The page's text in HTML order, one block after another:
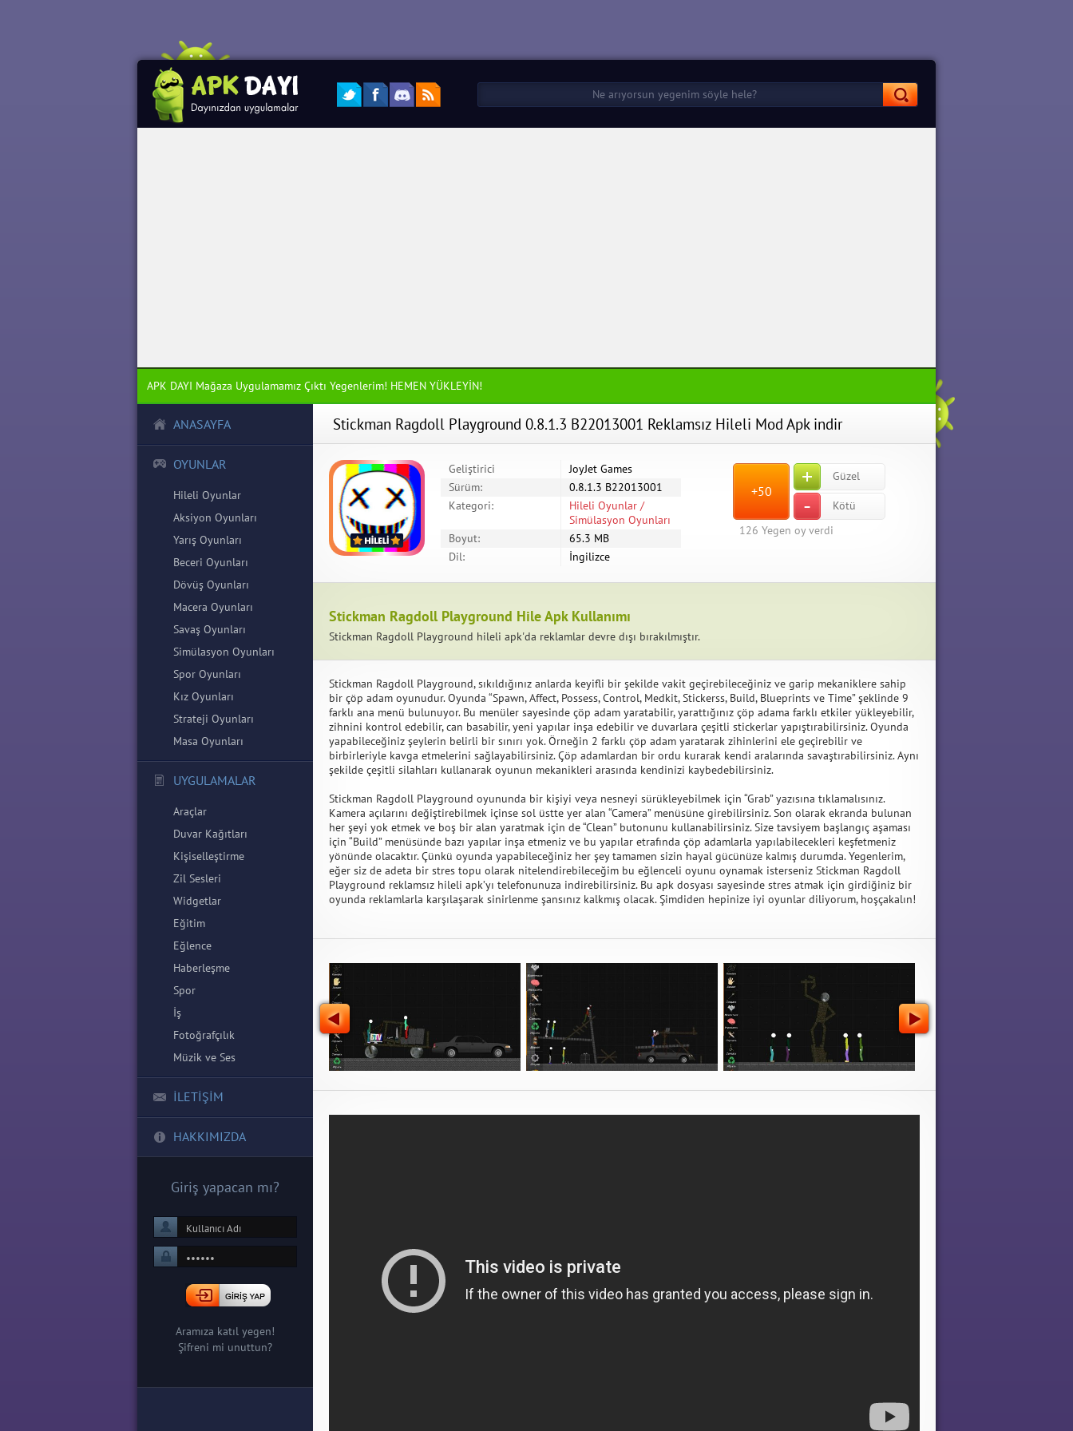
APK DAYI Mağaza Uygulamamız Çıktı Yegenlerim! HEMEN YÜKLEYİN!
ANASAYFA
OYUNLAR
Hileli Oyunlar
Aksiyon Oyunları
Yarış Oyunları
Beceri Oyunları
Dövüş Oyunları
Macera Oyunları
Savaş Oyunları
Simülasyon Oyunları
Spor Oyunları
Kız Oyunları
Strateji Oyunları
Masa Oyunları
UYGULAMALAR
Araçlar
Duvar Kağıtları
Kişiselleştirme
Zil Sesleri
Widgetlar
Eğitim
Eğlence
Haberleşme
Spor
İş
Fotoğrafçılık
Müzik ve Ses
İLETİŞİM
HAKKIMIZDA
Giriş yapacan mı?
Aramıza katıl yegen!
Şifreni mi unuttun?
Stickman Ragdoll Playground 0.8.1.3 B22013001 Reklamsız Hileli Mod Apk indir
Geliştirici
JoyJet Games
Sürüm:
0.8.1.3 B22013001
Kategori:
Hileli Oyunlar /
Simülasyon Oyunları
Boyut:
65.3 MB
Dil:
İngilizce
+50
+ Güzel
-
Kötü
126 Yegen oy verdi
Stickman Ragdoll Playground Hile Apk Kullanımı
Stickman Ragdoll Playground hileli apk'da reklamlar devre dışı bırakılmıştır.
Stickman Ragdoll Playground, sıkıldığınız anlarda keyifli bir şekilde vakit geçirebileceğiniz ve garip mekaniklere sahip
bir çöp adam oyunudur. Oyunda “Spawn, Affect, Possess, Control, Medkit, Stickerss, Build, Blueprints ve Time” şeklinde 9
farklı ana menü bulunuyor. Bu menüler sayesinde çöp adam yaratabilir, yarattığınız çöp adama farklı etkiler yükleyebilir,
zihnini kontrol edebilir, can basabilir, yeni yapılar inşa edebilir ve duvarlara çeşitli stickerlar yapıştırabilirsiniz. Oyunda
yapabileceğiniz şeylerin belirli bir sınırı yok. Örneğin 2 farklı çöp adam yaratarak zihinlerini ele geçirebilir ve
birbirleriyle kavga etmelerini sağlayabilirsiniz. Çöp adamlardan bir ordu kurarak kendi aralarında savaştırabilirsiniz. Aynı
şekilde çeşitli silahları kullanarak oyunun mekanikleri arasında kendinizi kaybedebilirsiniz.
Stickman Ragdoll Playground oyununda bir kişiyi veya nesneyi sürükleyebilmek için “Grab” yazısına tıklamalısınız.
Kamera açılarını değiştirebilmek içinse sol üstte yer alan “Camera” menüsüne girebilirsiniz. Son olarak ekranda bulunan
her şeyi yok etmek ve boş bir alan yaratmak için de “Clean” butonunu kullanabilirsiniz. Size tavsiyem başlangıç aşaması
için “Build” menüsünde bazı yapılar inşa etmeniz ve bu yapılar etrafında çöp adamlarla yapılabilecekleri keşfetmeniz
yönünde olacaktır. Çünkü oyunda yapabileceğiniz her şey tamamen sizin hayal gücünüze kalmış durumda. Yegenlerim,
eğer siz de adeta bir stres topu olarak nitelendirebileceğim bu eğlenceli oyunu oynamak isterseniz Stickman Ragdoll
Playground reklamsız hileli apk’yı telefonunuza indirebilirsiniz. Bu apk dosyası sayesinde stres atmak için girdiğiniz bir
oyunda reklamlarla karşılaşarak sinirlenme şansınız kalkmış olacak. Şimdiden hepinize iyi oyunlar diliyorum, hoşçakalın!